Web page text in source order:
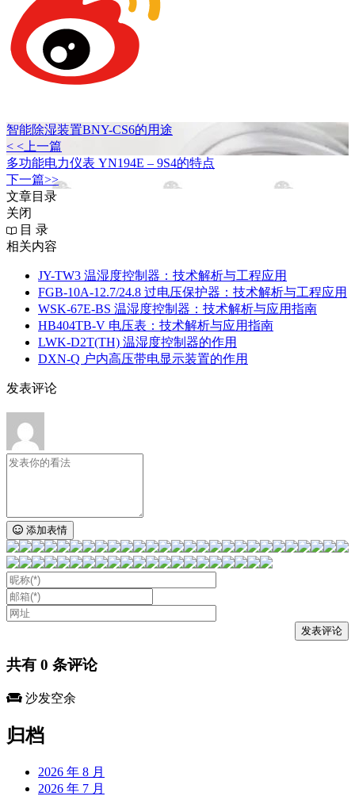
智能除湿装置BNY-CS6的用途
< <上一篇
多功能电力仪表 YN194E – 9S4的特点
下一篇>>
文章目录
关闭
目 录
相关内容
JY-TW3 温湿度控制器：技术解析与工程应用
FGB-10A-12.7/24.8 过电压保护器：技术解析与工程应用
WSK-67E-BS 温湿度控制器：技术解析与应用指南
HB404TB-V 电压表：技术解析与应用指南
LWK‑D2T(TH) 温湿度控制器的作用
DXN‑Q 户内高压带电显示装置的作用
发表评论
添加表情
共有 0 条评论
沙发空余
归档
2026 年 8 月
2026 年 7 月